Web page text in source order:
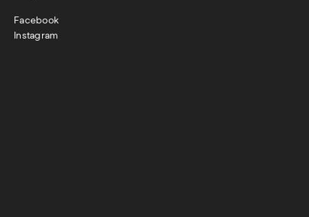
Facebook
Instagram